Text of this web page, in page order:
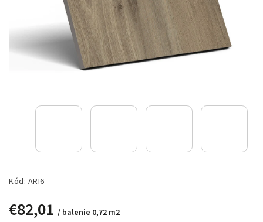
Kód: ARI6
€82,01 / balenie 0,72 m2